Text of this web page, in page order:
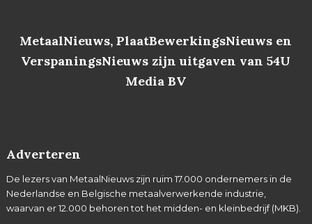
MetaalNieuws, PlaatBewerkingsNieuws en
VerspaningsNieuws zijn uitgaven van 54U
Media BV
Adverteren
De lezers van MetaalNieuws zijn ruim 17.000 ondernemers in de
Nederlandse en Belgische metaalverwerkende industrie,
waarvan er 12.000 behoren tot het midden- en kleinbedrijf (MKB).